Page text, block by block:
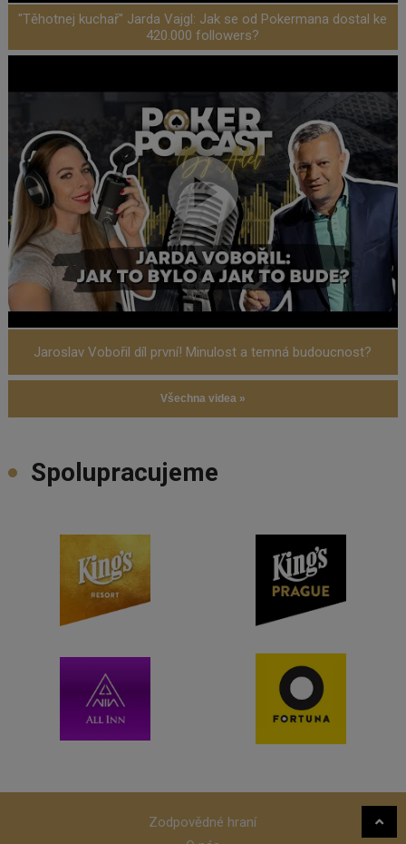
"Těhotnej kuchař" Jarda Vajgl: Jak se od Pokermana dostal ke
420.000 followers?
Jaroslav Vobořil díl první! Minulost a temná budoucnost?
Všechna videa »
Spolupracujeme
Zodpovědné hraní